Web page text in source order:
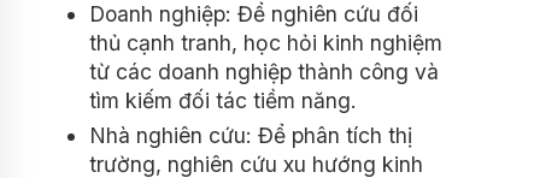
Doanh nghiệp: Để nghiên cứu đối
thủ cạnh tranh, học hỏi kinh nghiệm
từ các doanh nghiệp thành công và
tìm kiếm đối tác tiềm năng.
Nhà nghiên cứu: Để phân tích thị
trường, nghiên cứu xu hướng kinh